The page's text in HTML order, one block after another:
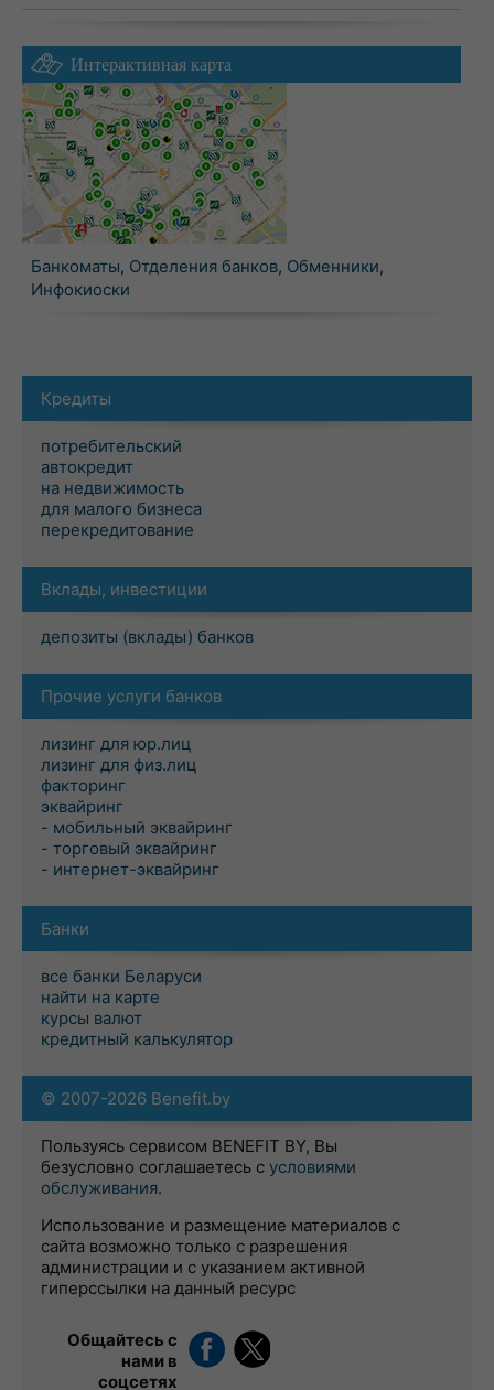
Интерактивная карта
Банкоматы, Отделения банков, Обменники,
Инфокиоски
Кредиты
потребительский
автокредит
на недвижимость
для малого бизнеса
перекредитование
Вклады, инвестиции
депозиты (вклады) банков
Прочие услуги банков
лизинг для юр.лиц
лизинг для физ.лиц
факторинг
эквайринг
- мобильный эквайринг
- торговый эквайринг
- интернет-эквайринг
Банки
все банки Беларуси
найти на карте
курсы валют
кредитный калькулятор
© 2007-2026 Benefit.by
Пользуясь сервисом BENEFIT BY, Вы
безусловно соглашаетесь с условиями
обслуживания.
Использование и размещение материалов с
сайта возможно только с разрешения
администрации и с указанием активной
гиперссылки на данный ресурс
Общайтесь с
нами в
соцсетях